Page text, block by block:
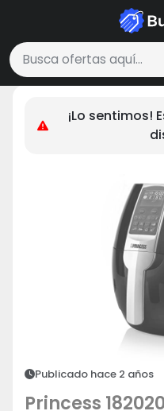
Buscar ofertas
Hogar y CocinaPrincess
¡Lo sentimos!
Publicado hace 2 años
Princess